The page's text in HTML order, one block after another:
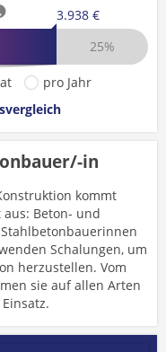
3.938 €
25%
pro Jahr
in
kommt
Beton- und
Schalungen, um
herzustellen. Vom
sie auf allen Arten